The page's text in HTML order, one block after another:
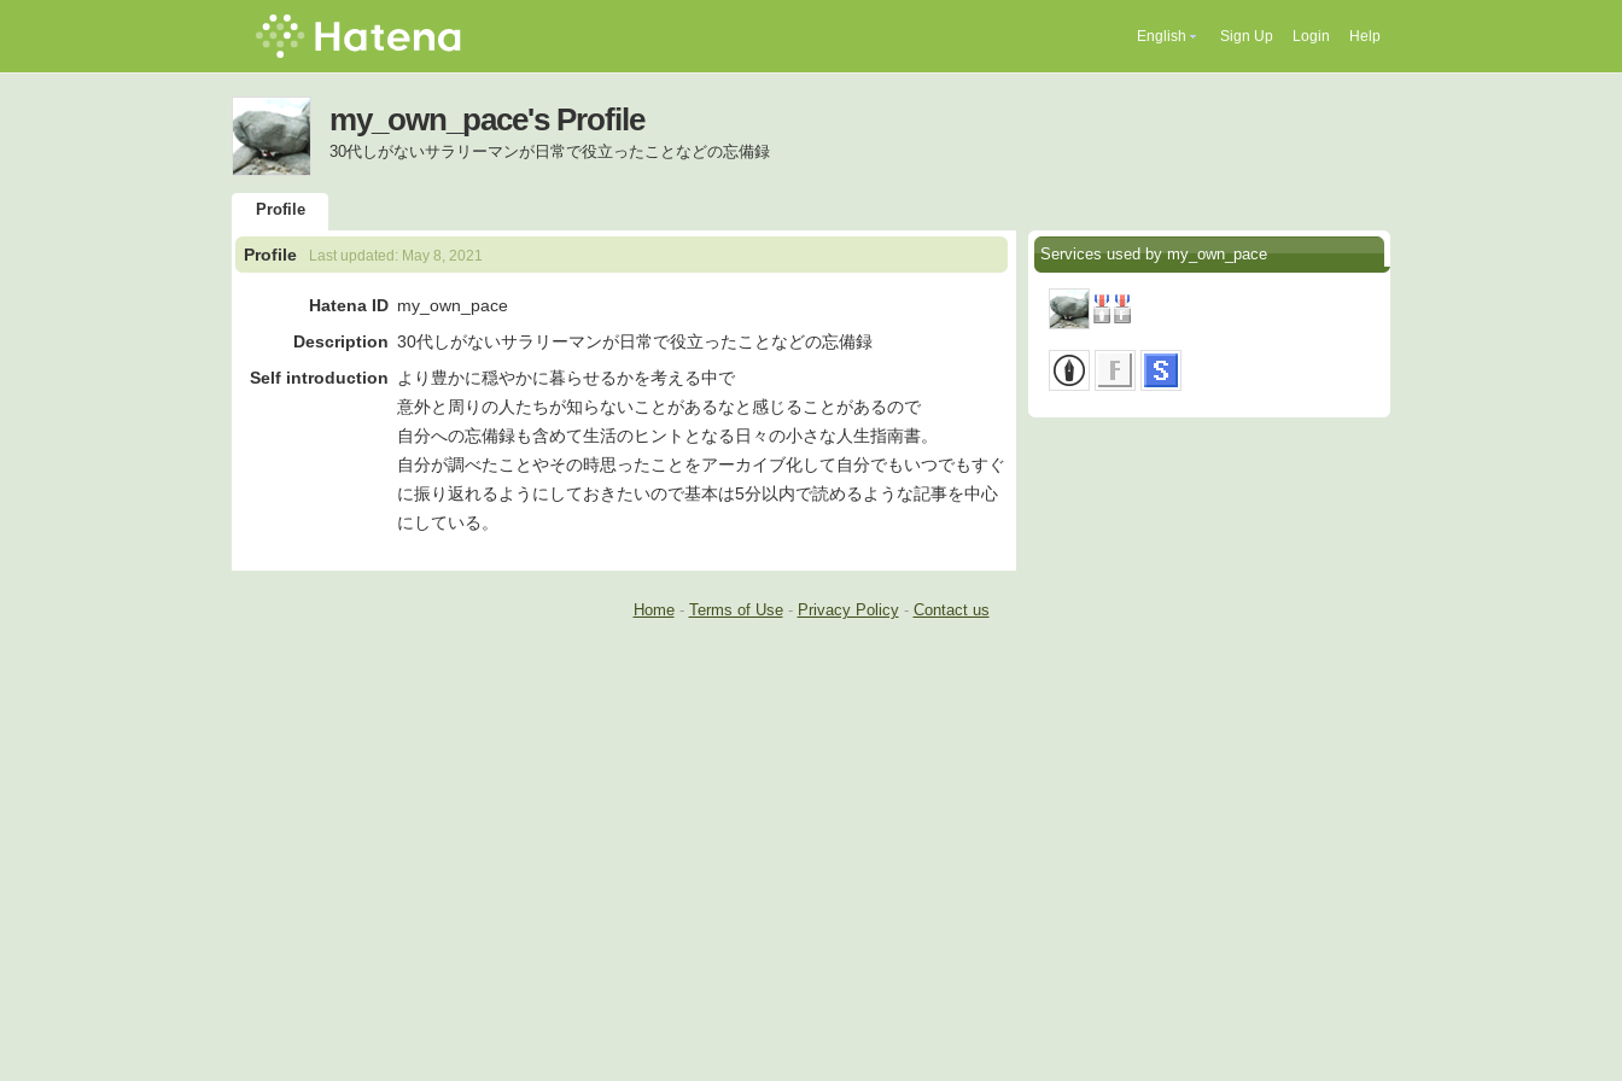
English Sign Up Login Help
my_own_pace's Profile
30代しがないサラリーマンが日常で役立ったことなどの忘備録
Profile
Profile Last updated: May 8, 2021
Hatena ID my_own_pace
Description 30代しがないサラリーマンが日常で役立ったことなどの忘備録
Self introduction より豊かに穏やかに暮らせるかを考える中で
意外と周りの人たちが知らないことがあるなと感じることがあるので
自分への忘備録も含めて生活のヒントとなる日々の小さな人生指南書。
自分が調べたことやその時思ったことをアーカイブ化して自分でもいつでもすぐ
に振り返れるようにしておきたいので基本は5分以内で読めるような記事を中心
にしている。
Services used by my_own_pace
Home- Terms of Use- Privacy Policy- Contact us